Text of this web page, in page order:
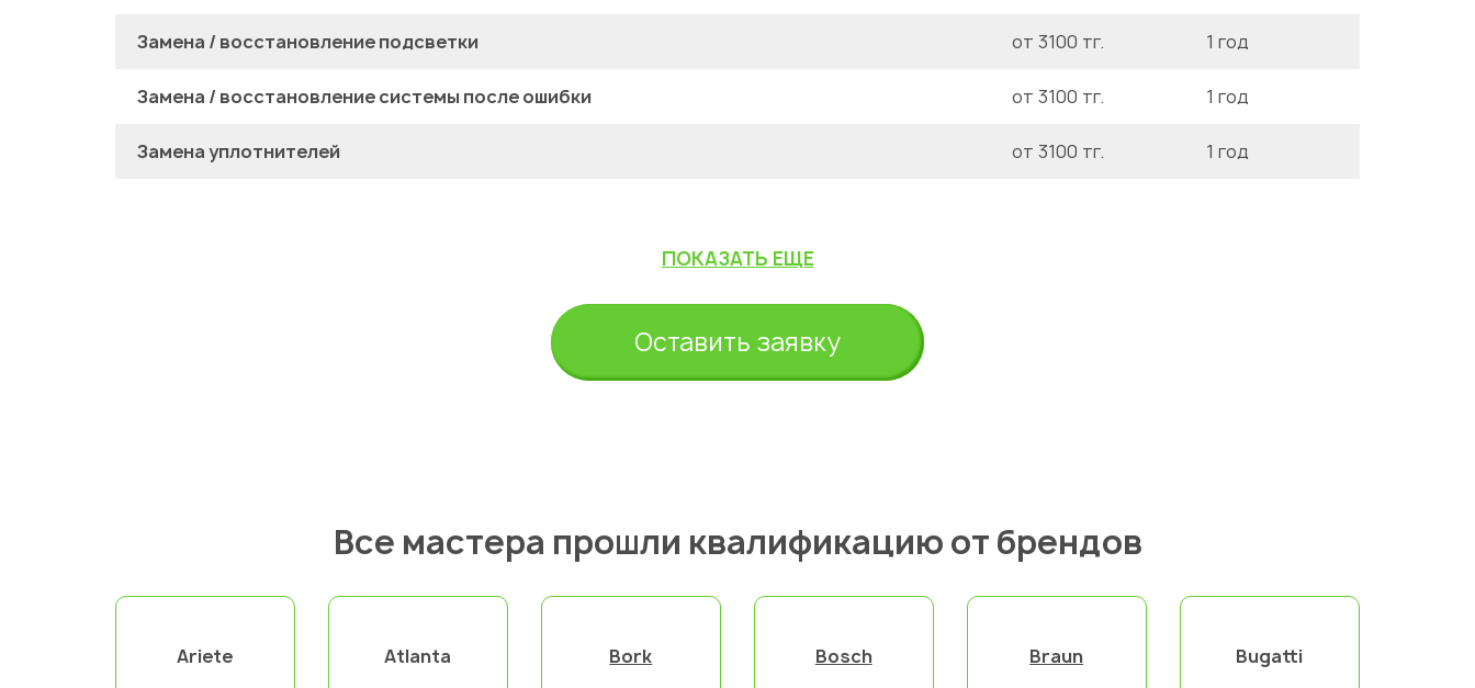
Замена / восстановление подсветки от 3100 тг. 1 год
Замена / восстановление системы после ошибки от 3100 тг. 1 год
Замена уплотнителей от 3100 тг. 1 год
ПОКАЗАТЬ ЕЩЕ
Оставить заявку
Все мастера прошли квалификацию от брендов
Ariete Atlanta Bork Bosch Braun Bugatti